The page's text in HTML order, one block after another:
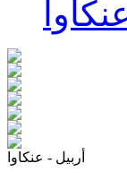
أربيل - عنكاوا